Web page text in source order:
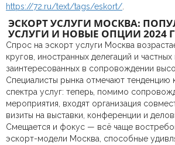
https://72.ru/text/tags/eskort/
ЭСКОРТ УСЛУГИ МОСКВА:
УСЛУГИ И НОВЫЕ ОПЦИИ 2024
Спрос на эскорт услуги Москва
кругов, иностранных делегаций и частных
заинтересованных в сопровождении
Специалисты рынка отмечают тенденцию
спектра услуг: теперь, помимо
мероприятия, входят организация
визиты на выставки, конференции и
Смещается и фокус — всё чаще
эскорт-модели Москва, способные